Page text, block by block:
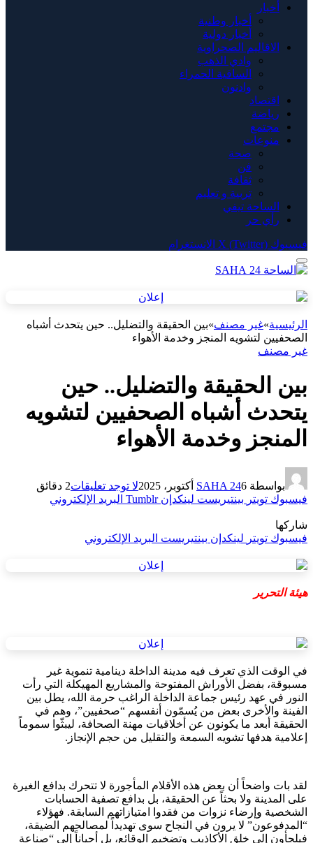
أخبار
أخبار وطنية
أخبار دولية
الاقاليم الصحراوية
وادي الذهب
الساقية الحمراء
وادنون
اقتصاد
رياضة
مجتمع
منوعات
صحة
فن
ثقافة
تربية و تعليم
الساحة تيفي
رأي حر
فيسبوك X (Twitter) الانستغرام
الرئيسية»غير مصنف»بين الحقيقة والتضليل.. حين يتحدث أشباه
الصحفيين لتشويه المنجز وخدمة الأهواء
غير مصنف
بين الحقيقة والتضليل.. حين
يتحدث أشباه الصحفيين لتشويه
المنجز وخدمة الأهواء
بواسطة SAHA 246 أكتوبر، 2025 لا توجد تعليقات2 دقائق
فيسبوك تويتر بينتيريست لينكدإن Tumblr البريد الإلكتروني
شاركها
فيسبوك تويتر لينكدإن بينتيريست البريد الإلكتروني
هيئة التحرير
في الوقت الذي تعرف فيه مدينة الداخلة دينامية تنموية غير
مسبوقة، بفضل الأوراش المفتوحة والمشاريع المهيكلة التي رأت
النور في عهد رئيس جماعة الداخلة الراغب حرمة الله، يطل بين
الفينة والأخرى بعض من يُسمّون أنفسهم “صحفيين”، وهم في
الحقيقة أبعد ما يكونون عن أخلاقيات مهنة الصحافة، ليبثّوا سموماً
إعلامية هدفها تشويه السمعة والتقليل من حجم الإنجاز.
لقد بات واضحاً أن بعض هذه الأقلام المأجورة لا تتحرك بدافع الغيرة
على المدينة ولا بحثاً عن الحقيقة، بل بدافع تصفية الحسابات
الشخصية وإرضاء نزوات من فقدوا امتيازاتهم السابقة. فهؤلاء
“المدفوعون” لا يرون في النجاح سوى تهديداً لمصالحهم الضيقة،
فيلجأون إلى خلق الأكاذيب وتضخيم الوقائع، بل أحياناً إلى “صناعة